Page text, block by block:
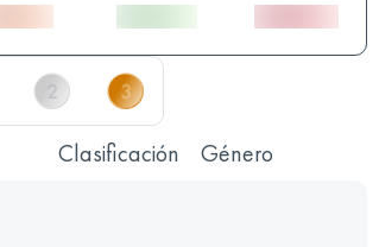
Clasificación Género